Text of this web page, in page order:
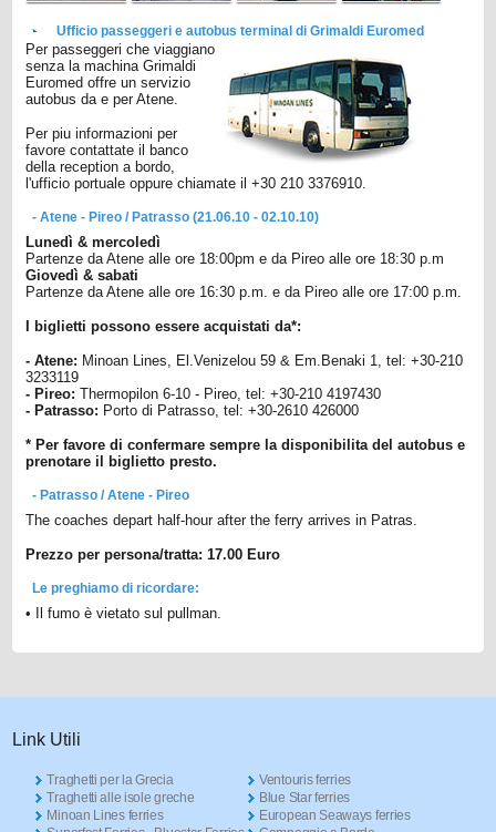
Ufficio passeggeri e autobus terminal di Grimaldi Euromed
Per passeggeri che viaggiano
senza la machina Grimaldi
Euromed offre un servizio
autobus da e per Atene.
Per piu informazioni per
favore contattate il banco
della reception a bordo,
l'ufficio portuale oppure chiamate il +30 210 3376910.
- Atene - Pireo / Patrasso (21.06.10 - 02.10.10)
Lunedì & mercoledì
Partenze da Atene alle ore 18:00pm e da Pireo alle ore 18:30 p.m
Giovedì & sabati
Partenze da Atene alle ore 16:30 p.m. e da Pireo alle ore 17:00 p.m.
I biglietti possono essere acquistati da*:
- Atene: Minoan Lines, El.Venizelou 59 & Em.Benaki 1, tel: +30-210
3233119
- Pireo: Thermopilon 6-10 - Pireo, tel: +30-210 4197430
- Patrasso: Porto di Patrasso, tel: +30-2610 426000
* Per favore di confermare sempre la disponibilita del autobus e
prenotare il biglietto presto.
- Patrasso / Atene - Pireo
The coaches depart half-hour after the ferry arrives in Patras.
Prezzo per persona/tratta: 17.00 Euro
Le preghiamo di ricordare:
• Il fumo è vietato sul pullman.
Link Utili
Traghetti per la Grecia
Traghetti alle isole greche
Minoan Lines ferries
Ventouris ferries
Blue Star ferries
European Seaways ferries